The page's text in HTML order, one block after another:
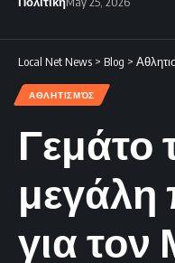
Local Net News > Blog >
ΑΘΛΗΤΙΣΜΌΣ
Γεμάτο
για τον